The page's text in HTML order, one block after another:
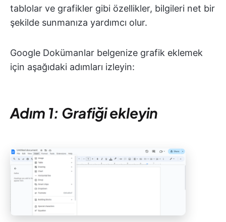
tablolar ve grafikler gibi özellikler, bilgileri net bir
şekilde sunmanıza yardımcı olur.
Google Dokümanlar belgenize grafik eklemek
için aşağıdaki adımları izleyin:
Adım 1: Grafiği ekleyin